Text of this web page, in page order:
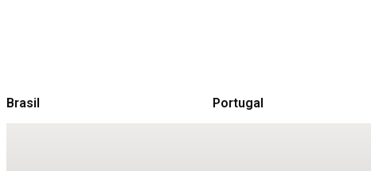
Brasil Portugal